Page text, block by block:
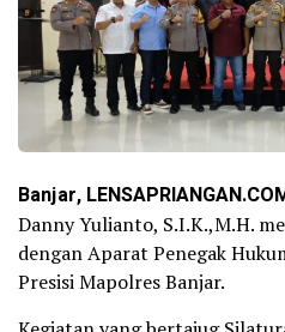
Banjar,
Danny Yulianto, S.I.K.,M.H.
dengan Aparat Penegak
Presisi Mapolres Banjar.